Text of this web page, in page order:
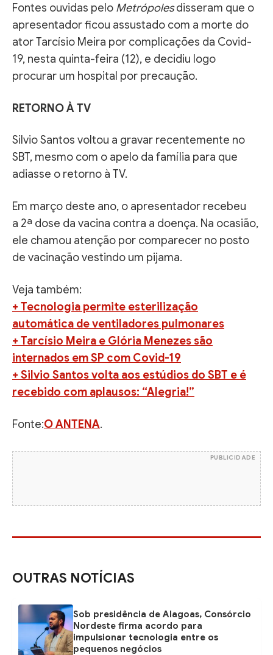
Fontes ouvidas pelo Metrópolesdisseram que o
apresentador ficou assustado com a morte do
ator Tarcísio Meira por complicações da Covid-
19, nesta quinta-feira (12), e decidiu logo
procurar um hospital por precaução.
RETORNO À TV
Silvio Santos voltou a gravar recentemente no
SBT, mesmo com o apelo da família para que
adiasse o retorno à TV.
Em março deste ano, o apresentador recebeu
a 2ª dose da vacina contra a doença. Na ocasião,
ele chamou atenção por comparecer no posto
de vacinação vestindo um pijama.
Veja também:
+ Tecnologia permite esterilização
automática de ventiladores pulmonares
+ Tarcísio Meira e Glória Menezes são
internados em SP com Covid-19
+ Silvio Santos volta aos estúdios do SBT e é
recebido com aplausos: “Alegria!”
Fonte:O ANTENA.
PUBLICIDADE
OUTRAS NOTÍCIAS
Sob presidência de Alagoas, Consórcio
Nordeste firma acordo para
impulsionar tecnologia entre os
pequenos negócios